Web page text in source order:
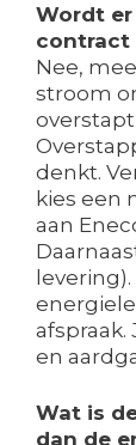
Wordt
contract
Nee,
stroom
denkt.
kies een
aan
en
Wat is
dan de